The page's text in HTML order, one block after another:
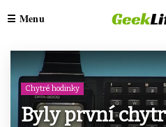
Chytré hodinky
Byly první